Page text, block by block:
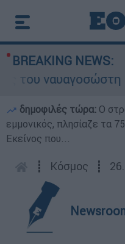
BREAKING NEWS:
ναυαγοσώστη
δημοφιλές τώρα: O
εμμονικός, πλησίαζε τα
Εκείνος που...
┋ Κόσμος ┋